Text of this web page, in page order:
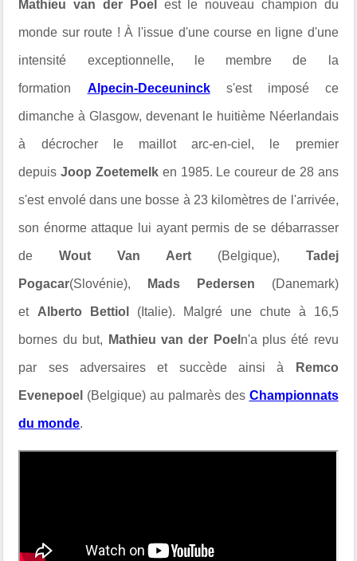
Mathieu van der Poel est le nouveau champion du
monde sur route ! À l'issue d'une course en ligne d'une
intensité exceptionnelle, le membre de la
formation Alpecin-Deceunincks'est imposé ce
dimanche à Glasgow, devenant le huitième Néerlandais
à décrocher le maillot arc-en-ciel, le premier
depuisJoop Zoetemelk en 1985. Le coureur de 28 ans
s'est envolé dans une bosse à 23 kilomètres de l'arrivée,
son énorme attaque lui ayant permis de se débarrasser
deWout Van Aert(Belgique), Tadej
Pogacar(Slovénie), Mads Pedersen (Danemark)
et Alberto Bettiol (Italie). Malgré une chute à 16,5
bornes du but, Mathieu van der Poel n'a plus été revu
par ses adversaires et succède ainsi à Remco
Evenepoel (Belgique) au palmarès des Championnats
du monde.